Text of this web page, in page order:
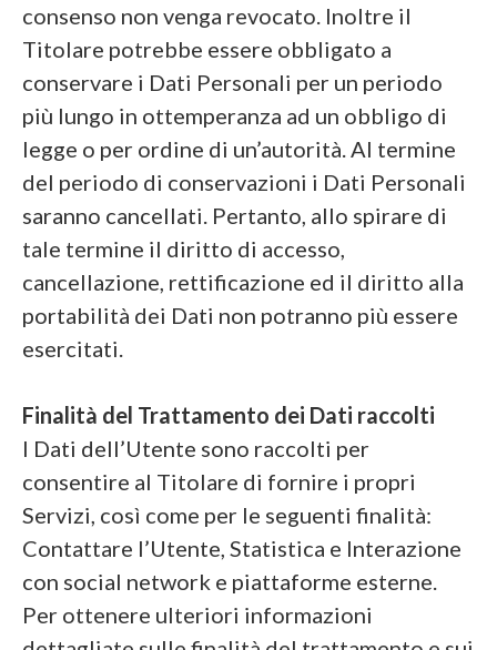
consenso non venga revocato. Inoltre il
Titolare potrebbe essere obbligato a
conservare i Dati Personali per un periodo
più lungo in ottemperanza ad un obbligo di
legge o per ordine di un’autorità. Al termine
del periodo di conservazioni i Dati Personali
saranno cancellati. Pertanto, allo spirare di
tale termine il diritto di accesso,
cancellazione, rettificazione ed il diritto alla
portabilità dei Dati non potranno più essere
esercitati.
Finalità del Trattamento dei Dati raccolti
I Dati dell’Utente sono raccolti per
consentire al Titolare di fornire i propri
Servizi, così come per le seguenti finalità:
Contattare l’Utente, Statistica e Interazione
con social network e piattaforme esterne.
Per ottenere ulteriori informazioni